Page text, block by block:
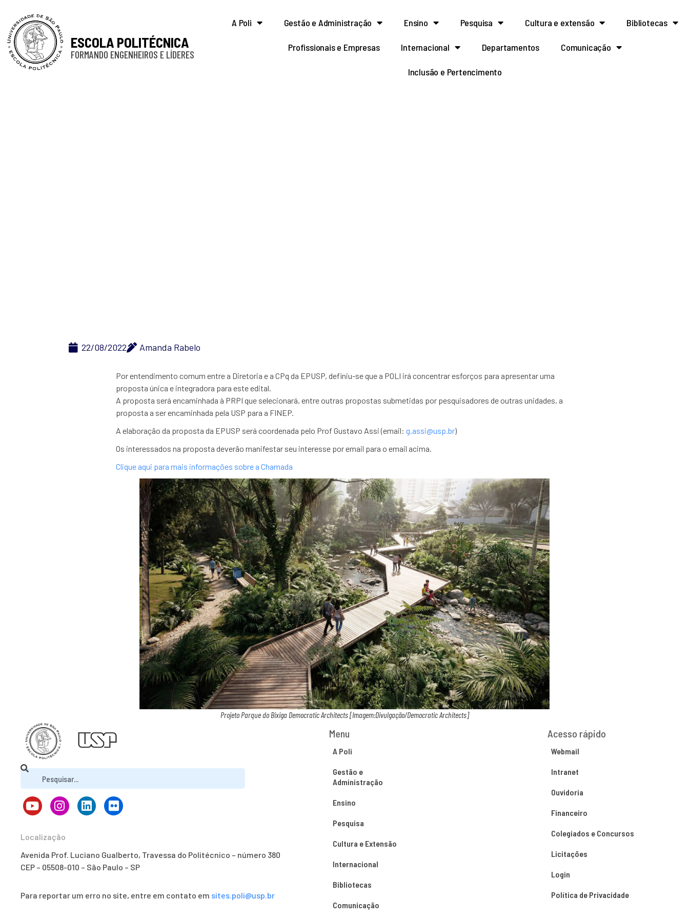
ESCOLA POLITÉCNICA
FORMANDO ENGENHEIROS E LÍDERES
A Poli Gestão e Administração Ensino Pesquisa Cultura e extensão Bibliotecas
Profissionais e Empresas Internacional Departamentos Comunicação
Inclusão e Pertencimento
22/08/2022 Amanda Rabelo
Por entendimento comum entre a Diretoria e a CPq da EPUSP, definiu-se que a POLI irá concentrar esforços para apresentar uma
proposta única e integradora para este edital.
A proposta será encaminhada à PRPI que selecionará, entre outras propostas submetidas por pesquisadores de outras unidades, a
proposta a ser encaminhada pela USP para a FINEP.
A elaboração da proposta da EPUSP será coordenada pelo Prof Gustavo Assi (email: g.assi@usp.br)
Os interessados na proposta deverão manifestar seu interesse por email para o email acima.
Clique aqui para mais informações sobre a Chamada
Projeto Parque do Bixiga Democratic Architects [Imagem:Divulgação/Democratic Architects]
Localização
Avenida Prof. Luciano Gualberto, Travessa do Politécnico – número 380
CEP – 05508-010 – São Paulo – SP
Para reportar um erro no site, entre em contato em sites.poli@usp.br
Menu
A Poli
Gestão e
Administração
Ensino
Pesquisa
Cultura e Extensão
Internacional
Bibliotecas
Comunicação
Acesso rápido
Webmail
Intranet
Ouvidoria
Financeiro
Colegiados e Concursos
Licitações
Login
Política de Privacidade